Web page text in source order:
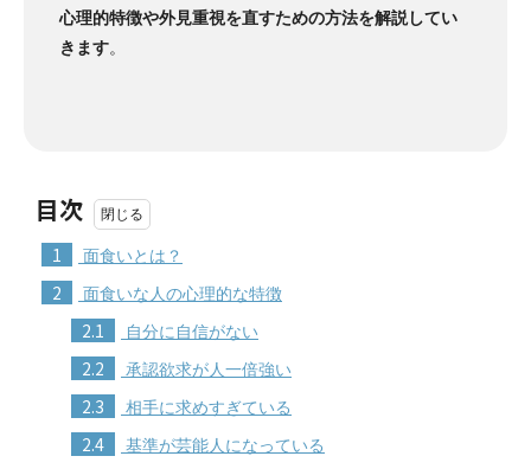
心理的特徴や外見重視を直すための方法を解説してい
きます。
目次
1 面食いとは？
2 面食いな人の心理的な特徴
2.1 自分に自信がない
2.2 承認欲求が人一倍強い
2.3 相手に求めすぎている
2.4 基準が芸能人になっている